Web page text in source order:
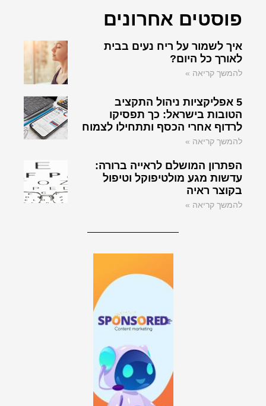
פוסטים אחרונים
איך לשמור על ריח נעים בבית
לאורך כל היום?
להמשך קריאה »
5 אפליקציות ניהול התקציב
הטובות בישראל: כך תפסיקו
לרדוף אחרי הכסף ותתחילו לצמוח
להמשך קריאה »
הפתרון המושלם לראייה ברורה:
עדשות מגע מולטיפוקל וטיפול
בקוצר ראיה
להמשך קריאה »